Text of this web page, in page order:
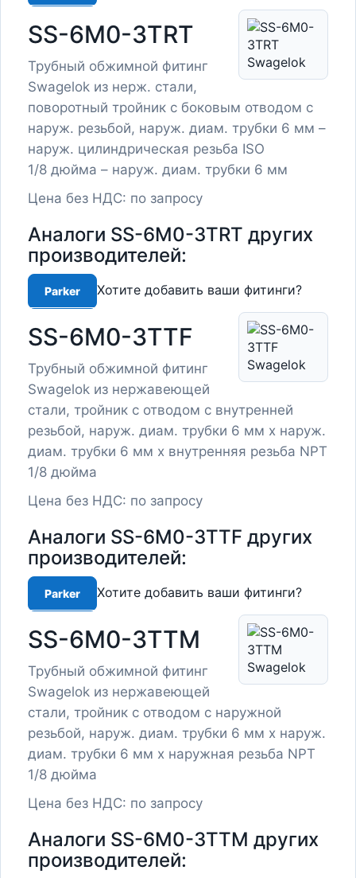
SS-6M0-3TRT
Трубный обжимной фитинг
Swagelok из нерж. стали,
поворотный тройник с боковым отводом с
наруж. резьбой, наруж. диам. трубки 6 мм –
наруж. цилиндрическая резьба ISO
1/8 дюйма – наруж. диам. трубки 6 мм
Цена без НДС: по запросу
Аналоги SS-6M0-3TRT других
производителей:
Parker Хотите добавить ваши фитинги?
SS-6M0-3TTF
Трубный обжимной фитинг
Swagelok из нержавеющей
стали, тройник с отводом с внутренней
резьбой, наруж. диам. трубки 6 мм х наруж.
диам. трубки 6 мм х внутренняя резьба NPT
1/8 дюйма
Цена без НДС: по запросу
Аналоги SS-6M0-3TTF других
производителей:
Parker Хотите добавить ваши фитинги?
SS-6M0-3TTM
Трубный обжимной фитинг
Swagelok из нержавеющей
стали, тройник с отводом с наружной
резьбой, наруж. диам. трубки 6 мм x наруж.
диам. трубки 6 мм x наружная резьба NPT
1/8 дюйма
Цена без НДС: по запросу
Аналоги SS-6M0-3TTM других
производителей: